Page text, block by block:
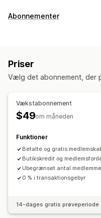
Programtyper
Belønninger, du kan tilbyde
Tilgodebeviser
POS-
Gratis levering
Gratis
Tilpassede belønninger
Abonnementer
Medlemskaber
Fysiske produkter
Tilbagevendende
Engangsbetaling
Priser
Vælg det abonnement, der
Vækstabonnement
$49om måneden
Funktioner
Betalte og gratis
Butikskredit og
Ubegrænset antal
0 % i transaktionsgebyr
14-dages gratis prøveperiode